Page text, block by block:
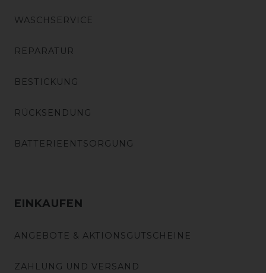
WASCHSERVICE
REPARATUR
BESTICKUNG
RÜCKSENDUNG
BATTERIEENTSORGUNG
EINKAUFEN
ANGEBOTE & AKTIONSGUTSCHEINE
ZAHLUNG UND VERSAND